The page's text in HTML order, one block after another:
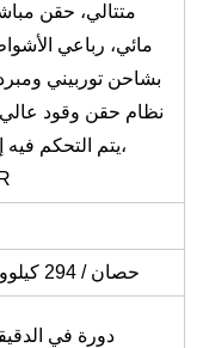
متتالي، حقن
مائي، رباعي
بشاحن توربيني
نظام حقن وقود
يتم التحكم فيه
400 حصان / 294 كيلوواط
2100 دورة في